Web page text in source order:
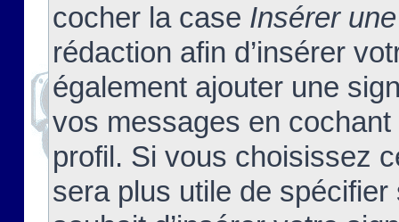
cocher la case Insérer
rédaction afin d’insérer
également ajouter une
vos messages en
profil. Si vous choisissez
sera plus utile de